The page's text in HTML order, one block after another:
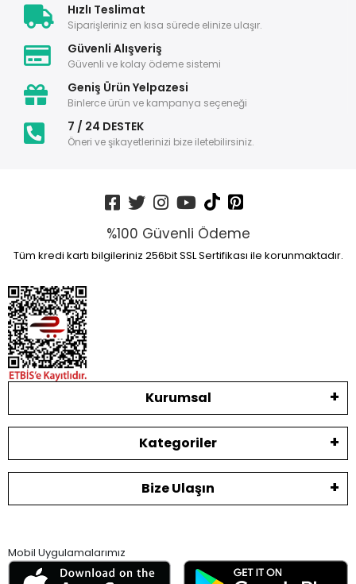
Hızlı Teslimat
Siparişleriniz en kısa sürede elinize ulaşır.
Güvenli Alışveriş
Güvenli ve kolay ödeme sistemi
Geniş Ürün Yelpazesi
Binlerce ürün ve kampanya seçeneği
7 / 24 DESTEK
Öneri ve şikayetlerinizi bize iletebilirsiniz.
%100 Güvenli Ödeme
Tüm kredi kartı bilgileriniz 256bit SSL Sertifikası ile korunmaktadır.
Kurumsal
Kategoriler
Bize Ulaşın
Mobil Uygulamalarımız